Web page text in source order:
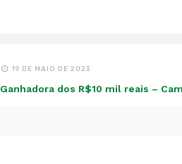
19 DE MAIO DE 2023
Ganhadora dos R$10 mil reais –